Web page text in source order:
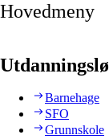
Hovedmeny
Barnehage
SFO
Grunnskole